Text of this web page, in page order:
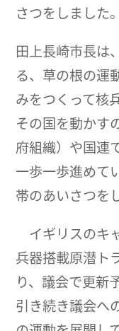
さつをしました。
田上長崎市長は
る、草の根の運
みをつくって核
その国を動かす
府組織）や国連
一歩一歩進めて
帯のあいさつを
イギリスのキ
兵器搭載原潜ト
り、議会で更新
引き続き議会へ